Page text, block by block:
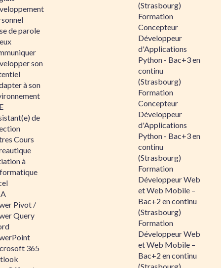
de parole
son
à son
de
Cours
à
Pivot /
Query
365
(Strasbourg)
Formation
Concepteur
Développeur
d'Applications
Python - Bac+3 en
continu
(Strasbourg)
Formation
Concepteur
Développeur
d'Applications
Python - Bac+3 en
continu
(Strasbourg)
Formation
Développeur Web
et Web Mobile –
Bac+2 en continu
(Strasbourg)
Formation
Développeur Web
et Web Mobile –
Bac+2 en continu